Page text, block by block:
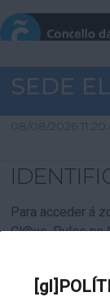
SEDE
08/08/2026
Para acceder á
Cl@ve. Pulse no